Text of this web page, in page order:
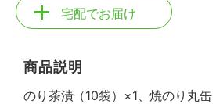
宅配でお届け
商品説明
のり茶漬（10袋）×1、焼のり丸缶